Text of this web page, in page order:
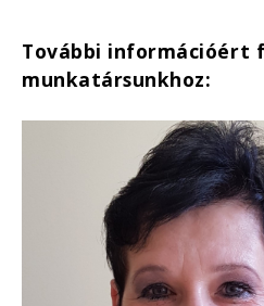
További információért
munkatársunkhoz: